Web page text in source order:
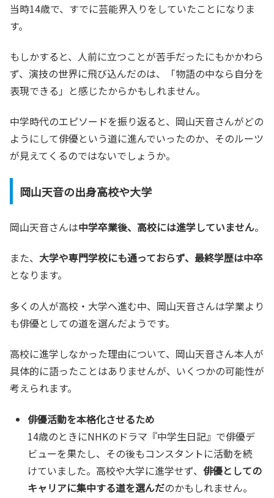
当時14歳で、すでに芸能界入りをしていたことになりま
す。
もしかすると、人前に立つことが苦手だったにもかかわら
ず、演技の世界に飛び込んだのは、「物語の中なら自分を
表現できる」と感じたからかもしれません。
中学時代のエピソードを振り返ると、岡山天音さんがどの
ようにして俳優という道に進んでいったのか、そのルーツ
が見えてくるのではないでしょうか。
岡山天音の出身高校や大学
岡山天音さんは中学卒業後、高校には進学していません。
また、 大学や専門学校にも通っておらず、最終学歴は中卒
となります。
多くの人が高校・大学へ進む中、岡山天音さんは学業より
も俳優としての道を選んだようです。
高校に進学しなかった理由について、岡山天音さん本人が
具体的に語ったことはありませんが、いくつかの可能性が
考えられます。
俳優活動を本格化させるため
14歳のときにNHKのドラマ『中学生日記』で俳優デ
ビューを果たし、その後もコンスタントに活動を続
けていました。高校や大学に進学せず、俳優としての
キャリアに集中する道を選んだのかもしれません。